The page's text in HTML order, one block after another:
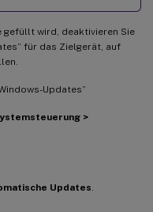
gefüllt wird, deaktivieren Sie
für das Zielgerät, auf
Updates”
>
Updates